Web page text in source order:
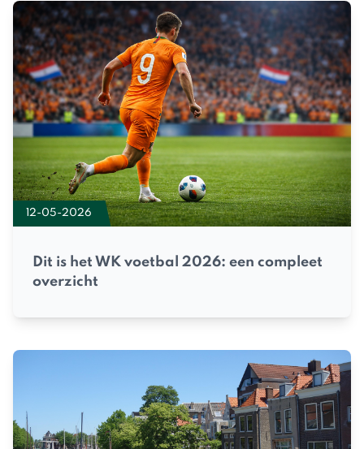
12-05-2026
Dit is het WK voetbal 2026: een compleet
overzicht